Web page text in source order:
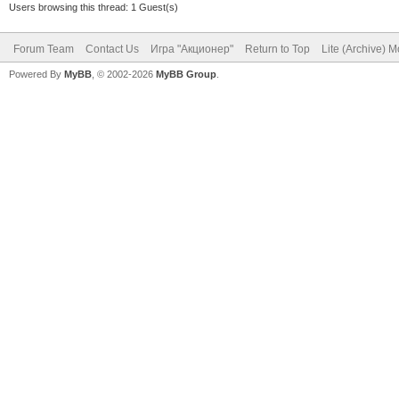
Users browsing this thread: 1 Guest(s)
Forum Team Contact Us Игра "Акционер" Return to Top Lite (Archive)
Powered By MyBB , © 2002-2026 MyBB Group